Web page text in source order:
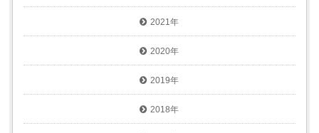
2021年
2020年
2019年
2018年